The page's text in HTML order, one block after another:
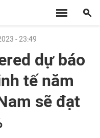
- 23:49
dự báo
tế năm
sẽ đạt